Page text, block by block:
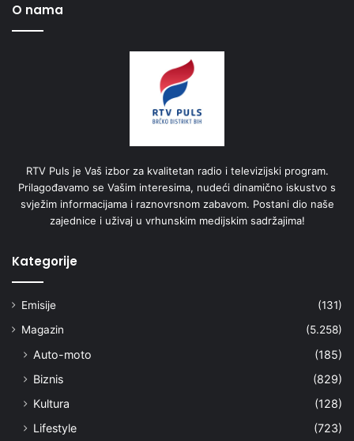
O nama
RTV Puls je Vaš izbor za kvalitetan radio i televizijski program.
Prilagođavamo se Vašim interesima, nudeći dinamično iskustvo s
svježim informacijama i raznovrsnom zabavom. Postani dio naše
zajednice i uživaj u vrhunskim medijskim sadržajima!
Kategorije
Emisije
(131)
Magazin
(5.258)
Auto-moto
(185)
Biznis
(829)
Kultura
(128)
Lifestyle
(723)